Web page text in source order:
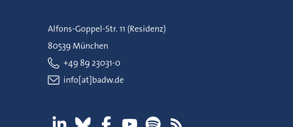
Alfons-Goppel-Str. 11 (Residenz)
80539 München
+49 89 23031-0
info[at]badw.de